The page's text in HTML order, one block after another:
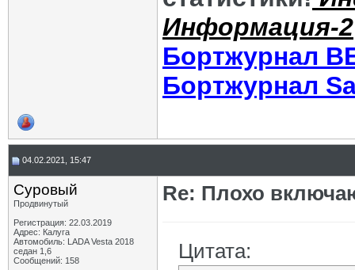
Информация-2
Бортжурнал
Бортжурнал
04.02.2021, 15:47
Суровый
Продвинутый
Регистрация: 22.03.2019
Адрес: Калуга
Автомобиль: LADA Vesta 2018
седан 1,6
Сообщений: 158
Re: Плохо
Цитата: